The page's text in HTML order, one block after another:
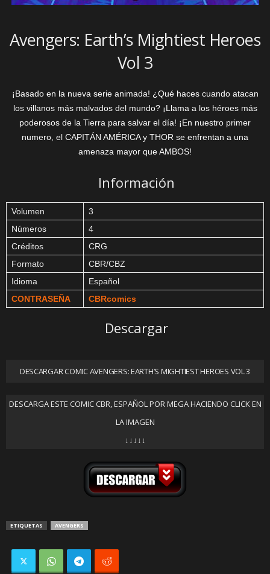
Avengers: Earth’s Mightiest Heroes
Vol 3
¡Basado en la nueva serie animada! ¿Qué haces cuando atacan
los villanos más malvados del mundo? ¡Llama a los héroes más
poderosos de la Tierra para salvar el día! ¡En nuestro primer
numero, el CAPITÁN AMÉRICA y THOR se enfrentan a una
amenaza mayor que AMBOS!
Información
Volumen
3
Números
4
Créditos
CRG
Formato
CBR/CBZ
Idioma
Español
CONTRASEÑA
CBRcomics
Descargar
DESCARGAR COMIC AVENGERS: EARTH’S MIGHTIEST HEROES VOL 3
DESCARGA ESTE COMIC CBR, ESPAÑOL POR MEGA HACIENDO CLICK EN
LA IMAGEN
↓↓↓↓↓
ETIQUETAS AVENGERS